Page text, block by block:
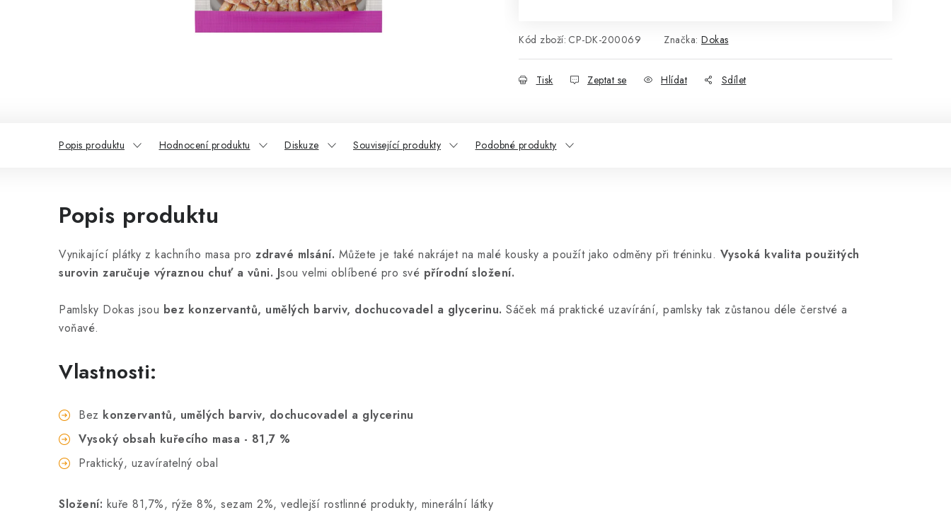
Kód zboží: CP-DK-200069 Značka: Dokas
Tisk Zeptat se Hlídat Sdílet
Popis produktu Hodnocení produktu Diskuze Související produkty Podobné produkty
Popis produktu
Vynikající plátky z kachního masa pro zdravé mlsání. Můžete je také nakrájet na malé kousky a použít jako odměny při tréninku. Vysoká kvalita použitých
surovin zaručuje výraznou chuť a vůni. Jsou velmi oblíbené pro své přírodní složení.
Pamlsky Dokas jsou bez konzervantů, umělých barviv, dochucovadel a glycerinu. Sáček má praktické uzavírání, pamlsky tak zůstanou déle čerstvé a
voňavé.
Vlastnosti:
Bez konzervantů, umělých barviv, dochucovadel a glycerinu
Vysoký obsah kuřecího masa - 81,7 %
Praktický, uzavíratelný obal
Složení: kuře 81,7%, rýže 8%, sezam 2%, vedlejší rostlinné produkty, minerální látky